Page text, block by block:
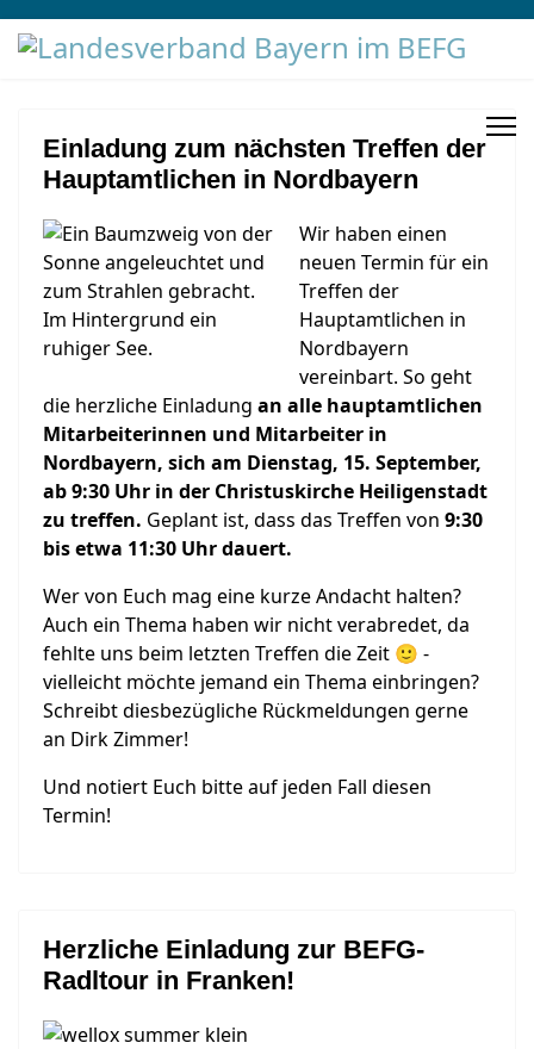
Einladung zum nächsten Treffen der
Hauptamtlichen in Nordbayern
Wir haben einen
neuen Termin für ein
Treffen der
Hauptamtlichen in
Nordbayern
vereinbart. So geht
die herzliche Einladung an alle hauptamtlichen
Mitarbeiterinnen und Mitarbeiter in
Nordbayern, sich am Dienstag, 15. September,
ab 9:30 Uhr in der Christuskirche Heiligenstadt
zu treffen. Geplant ist, dass das Treffen von 9:30
bis etwa 11:30 Uhr dauert.
Wer von Euch mag eine kurze Andacht halten?
Auch ein Thema haben wir nicht verabredet, da
fehlte uns beim letzten Treffen die Zeit 🙂 -
vielleicht möchte jemand ein Thema einbringen?
Schreibt diesbezügliche Rückmeldungen gerne
an Dirk Zimmer!
Und notiert Euch bitte auf jeden Fall diesen
Termin!
Herzliche Einladung zur BEFG-
Radltour in Franken!